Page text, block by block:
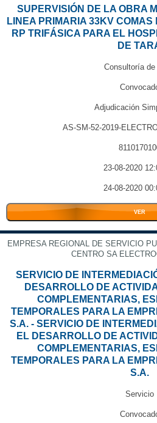
SUPERVISIÓN DE LA OBRA
LINEA PRIMARIA 33KV COMAS
RP TRIFÁSICA PARA EL
DE
Consultoría de
Adjudicación
AS-SM-52-2019-
23-08-2020
24-08-2020
VER
EMPRESA REGIONAL DE SERVICIO
CENTRO SA
SERVICIO DE
DESARROLLO DE
COMPLEMENTARIAS,
TEMPORALES PARA LA
S.A. - SERVICIO DE
EL DESARROLLO DE
COMPLEMENTARIAS,
TEMPORALES PARA LA
S.A.
Servicio